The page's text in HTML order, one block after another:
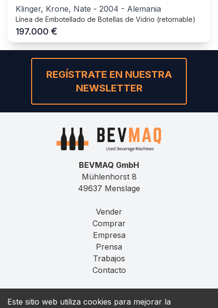
Klinger, Krone, Nate - 2004 - Alemania
Línea de Embotellado de Botellas de Vidrio (retornable)
197.000 €
Este sitio web utiliza cookies para mejorar la
REGÍSTRATE EN NUESTRA
NEWSLETTER
BEVMAQ GmbH
Mühlenhorst 8
49637 Menslage
Vender
Comprar
Empresa
Prensa
Trabajos
Contacto
Privacidad